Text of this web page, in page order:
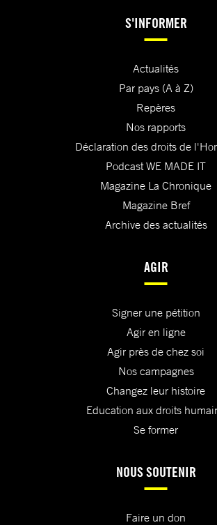
S'INFORMER
Actualités
Par pays (A à Z)
Repères
Nos rapports
Déclaration des droits de
Podcast WE MADE IT
Magazine La Chronique
Magazine Bref
Archive des actualités
AGIR
Signer une pétition
Agir en ligne
Agir près de chez soi
Nos campagnes
Changez leur histoire
Education aux droits
Se former
NOUS SOUTENIR
Faire un don